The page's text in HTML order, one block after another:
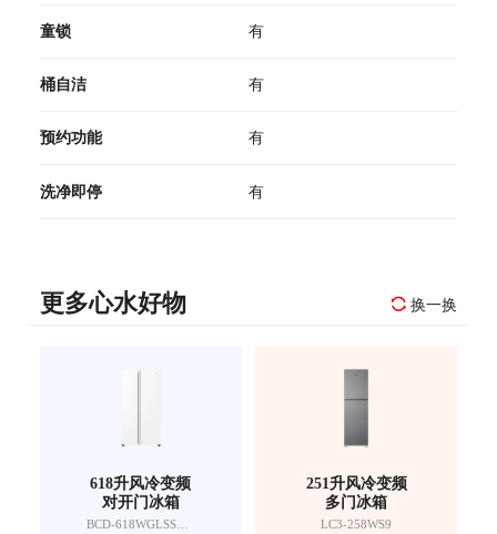
童锁 有
桶自洁 有
预约功能 有
洗净即停 有
更多心水好物 换一换
618升风冷变频
对开门冰箱
BCD-618WGLSSEDW9
251升风冷变频
多门冰箱
LC3-258WS9